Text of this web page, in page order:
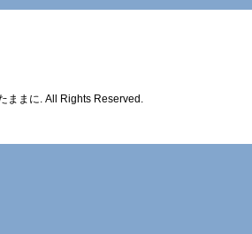
ままに. All Rights Reserved.